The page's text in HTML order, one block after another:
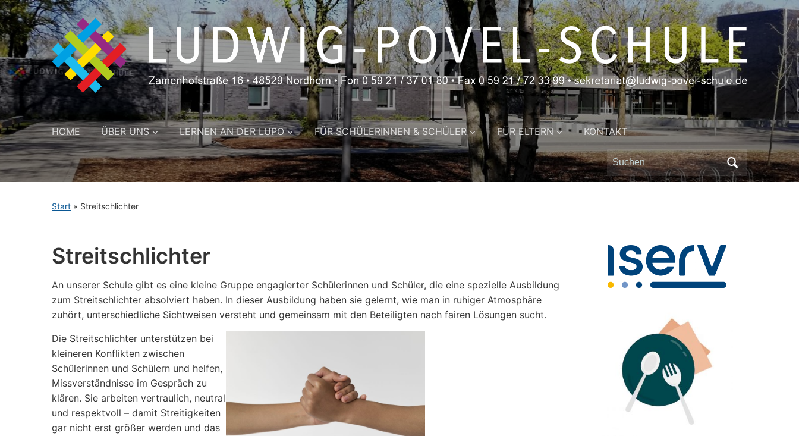
HOME ÜBER UNS LERNEN AN DER LUPO FÜR SCHÜLERINNEN & SCHÜLER FÜR ELTERN KONTAKT
Search
for:
Start » Streitschlichter
Streitschlichter
An unserer Schule gibt es eine kleine Gruppe engagierter Schülerinnen und Schüler, die eine spezielle Ausbildung
zum Streitschlichter absolviert haben. In dieser Ausbildung haben sie gelernt, wie man in ruhiger Atmosphäre
zuhört, unterschiedliche Sichtweisen versteht und gemeinsam mit den Beteiligten nach fairen Lösungen sucht.
Die Streitschlichter unterstützen bei
kleineren Konflikten zwischen
Schülerinnen und Schülern und helfen,
Missverständnisse im Gespräch zu
klären. Sie arbeiten vertraulich, neutral
und respektvoll – damit Streitigkeiten
gar nicht erst größer werden und das